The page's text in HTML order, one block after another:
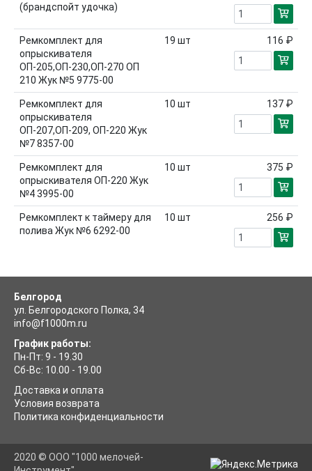
(брандспойт удочка)
Ремкомплект для
опрыскивателя
ОП-205,ОП-230,ОП-270 ОП
210 Жук №5 9775-00
19 шт 116 ₽
Ремкомплект для
опрыскивателя
ОП-207,ОП-209, ОП-220 Жук
№7 8357-00
10 шт 137 ₽
Ремкомплект для
опрыскивателя ОП-220 Жук
№4 3995-00
10 шт 375 ₽
Ремкомплект к таймеру для
полива Жук №6 6292-00
10 шт 256 ₽
Белгород
ул. Белгородского Полка, 34
info@f1000m.ru
График работы:
Пн-Пт: 9 - 19.30
Сб-Вс: 10.00 - 19.00
Доставка и оплата
Условия возврата
Политика конфиденциальности
2020 © ООО "1000 мелочей-